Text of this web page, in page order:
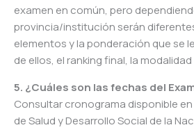
examen en común, pero
provincia/institución serán
elementos y la ponderación que se
de ellos, el ranking final, la
5. ¿Cuáles son las fechas del
Consultar cronograma disponible en
de Salud y Desarrollo Social de la